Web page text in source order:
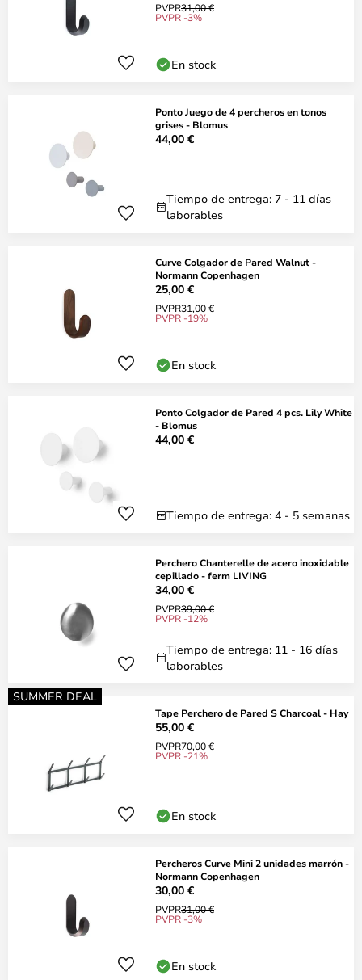
PVPR31,00 €
PVPR -3%
En stock
Ponto Juego de 4 percheros en tonos
grises - Blomus
44,00 €
Tiempo de entrega: 7 - 11 días
laborables
Curve Colgador de Pared Walnut -
Normann Copenhagen
25,00 €
PVPR31,00 €
PVPR -19%
En stock
Ponto Colgador de Pared 4 pcs. Lily White
- Blomus
44,00 €
Tiempo de entrega: 4 - 5 semanas
Perchero Chanterelle de acero inoxidable
cepillado - ferm LIVING
34,00 €
PVPR39,00 €
PVPR -12%
Tiempo de entrega: 11 - 16 días
laborables
SUMMER DEAL
Tape Perchero de Pared S Charcoal - Hay
55,00 €
PVPR70,00 €
PVPR -21%
En stock
Percheros Curve Mini 2 unidades marrón -
Normann Copenhagen
30,00 €
PVPR31,00 €
PVPR -3%
En stock